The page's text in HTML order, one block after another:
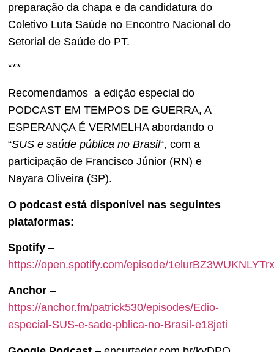
preparação da chapa e da candidatura do
Coletivo Luta Saúde no Encontro Nacional do
Setorial de Saúde do PT.
***
Recomendamos a edição especial do
PODCAST EM TEMPOS DE GUERRA, A
ESPERANÇA É VERMELHA abordando o
“SUS e saúde pública no Brasil“, com a
participação de Francisco Júnior (RN) e
Nayara Oliveira (SP).
O podcast está disponível nas seguintes
plataformas:
Spotify –
https://open.spotify.com/episode/
Anchor –
https://anchor.fm/patrick530/episodes/Edio-
especial-SUS-e-sade-pblica-no-Brasil-e18jeti